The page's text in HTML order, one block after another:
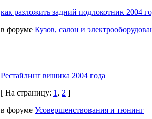
как разложить задний подлокотник 2004
в форуме Кузов, салон и
Рестайлинг вишика 2004 года
[ На страницу: 1 , 2 ]
в форуме Усовершенствования и тюнинг